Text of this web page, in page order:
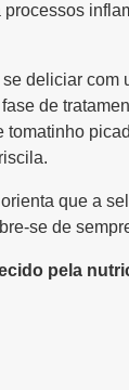
deliciar
de
que a
se de
pela